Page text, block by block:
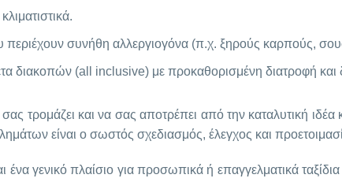
συνήθη αλλεργιογόνα (π.χ. ξηρούς καρπούς,
διακοπών (all inclusive) με προκαθορισμένη διατροφή και
τρομάζει και να σας αποτρέπει από την καταλυτική
είναι ο σωστός σχεδιασμός, έλεγχος και
γενικό πλαίσιο για προσωπικά ή επαγγελματικά